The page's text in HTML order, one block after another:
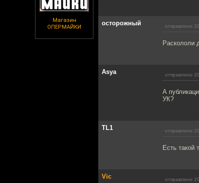
Магазин
ОПЕРМАЙКИ
осторожный отправлено
Раскололи
Asya отправлено
А
УК?
TL1 отправлено
Есть такой
Vic отправлено